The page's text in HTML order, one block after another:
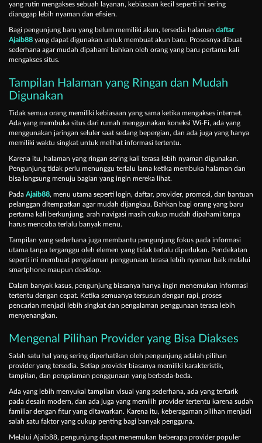
yang rutin mengakses sebuah layanan, kebiasaan kecil seperti ini sering
dianggap lebih nyaman dan efisien.
Bagi pengunjung baru yang belum memiliki akun, tersedia halaman daftar
Ajaib88 yang dapat digunakan untuk membuat akun baru. Prosesnya dibuat
sederhana agar mudah dipahami bahkan oleh orang yang baru pertama kali
mengakses situs.
Tampilan Halaman yang Ringan dan Mudah
Digunakan
Tidak semua orang memiliki kebiasaan yang sama ketika mengakses internet.
Ada yang membuka situs dari rumah menggunakan koneksi Wi-Fi, ada yang
menggunakan jaringan seluler saat sedang bepergian, dan ada juga yang hanya
memiliki waktu singkat untuk melihat informasi tertentu.
Karena itu, halaman yang ringan sering kali terasa lebih nyaman digunakan.
Pengunjung tidak perlu menunggu terlalu lama ketika membuka halaman dan
bisa langsung menuju bagian yang ingin mereka lihat.
Pada Ajaib88, menu utama seperti login, daftar, provider, promosi, dan bantuan
pelanggan ditempatkan agar mudah dijangkau. Bahkan bagi orang yang baru
pertama kali berkunjung, arah navigasi masih cukup mudah dipahami tanpa
harus mencoba terlalu banyak menu.
Tampilan yang sederhana juga membantu pengunjung fokus pada informasi
utama tanpa terganggu oleh elemen yang tidak terlalu diperlukan. Pendekatan
seperti ini membuat pengalaman penggunaan terasa lebih nyaman baik melalui
smartphone maupun desktop.
Dalam banyak kasus, pengunjung biasanya hanya ingin menemukan informasi
tertentu dengan cepat. Ketika semuanya tersusun dengan rapi, proses
pencarian menjadi lebih singkat dan pengalaman penggunaan terasa lebih
menyenangkan.
Mengenal Pilihan Provider yang Bisa Diakses
Salah satu hal yang sering diperhatikan oleh pengunjung adalah pilihan
provider yang tersedia. Setiap provider biasanya memiliki karakteristik,
tampilan, dan pengalaman penggunaan yang berbeda-beda.
Ada yang lebih menyukai tampilan visual yang sederhana, ada yang tertarik
pada desain modern, dan ada juga yang memilih provider tertentu karena sudah
familiar dengan fitur yang ditawarkan. Karena itu, keberagaman pilihan menjadi
salah satu faktor yang cukup penting bagi banyak pengguna.
Melalui Ajaib88, pengunjung dapat menemukan beberapa provider populer